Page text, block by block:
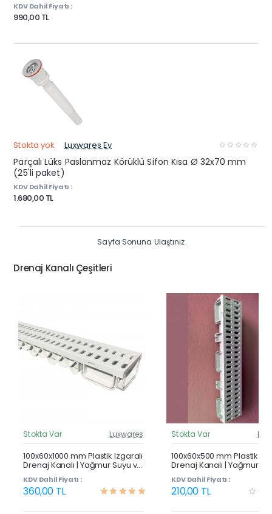
KDV Dahil Fiyatı :
990,00 TL
Stokta yok Luxwares Ev
Parçalı Lüks Paslanmaz Körüklü Sifon Kısa Ø 32x70 mm
(25'li paket)
KDV Dahil Fiyatı :
1.680,00 TL
Sayfa Sonuna Ulaştınız.
Drenaj Kanalı Çeşitleri
Güncel Fiyat
Çok Satan
Stokta Var Luxwares
100x60x1000 mm Plastik Izgaralı
Drenaj Kanalı | Yağmur Suyu ve
Havuz Kenarı Oluğu
KDV Dahil Fiyatı :
360,00 TL
Stokta Var
100x60x500 mm Plastik
Drenaj Kanalı | Yağmur
Havuz Kenarı Oluğu
KDV Dahil Fiyatı :
210,00 TL